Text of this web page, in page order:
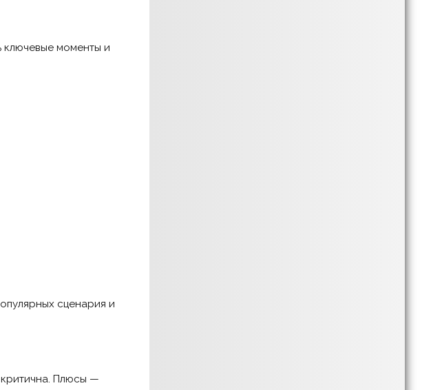
ключевые моменты и
сценария и
критична. Плюсы —